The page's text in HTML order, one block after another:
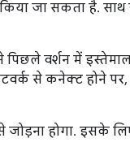
जा सकता है. साथ
पिछले वर्शन में
से कनेक्ट होने
जोड़ना होगा. इसके